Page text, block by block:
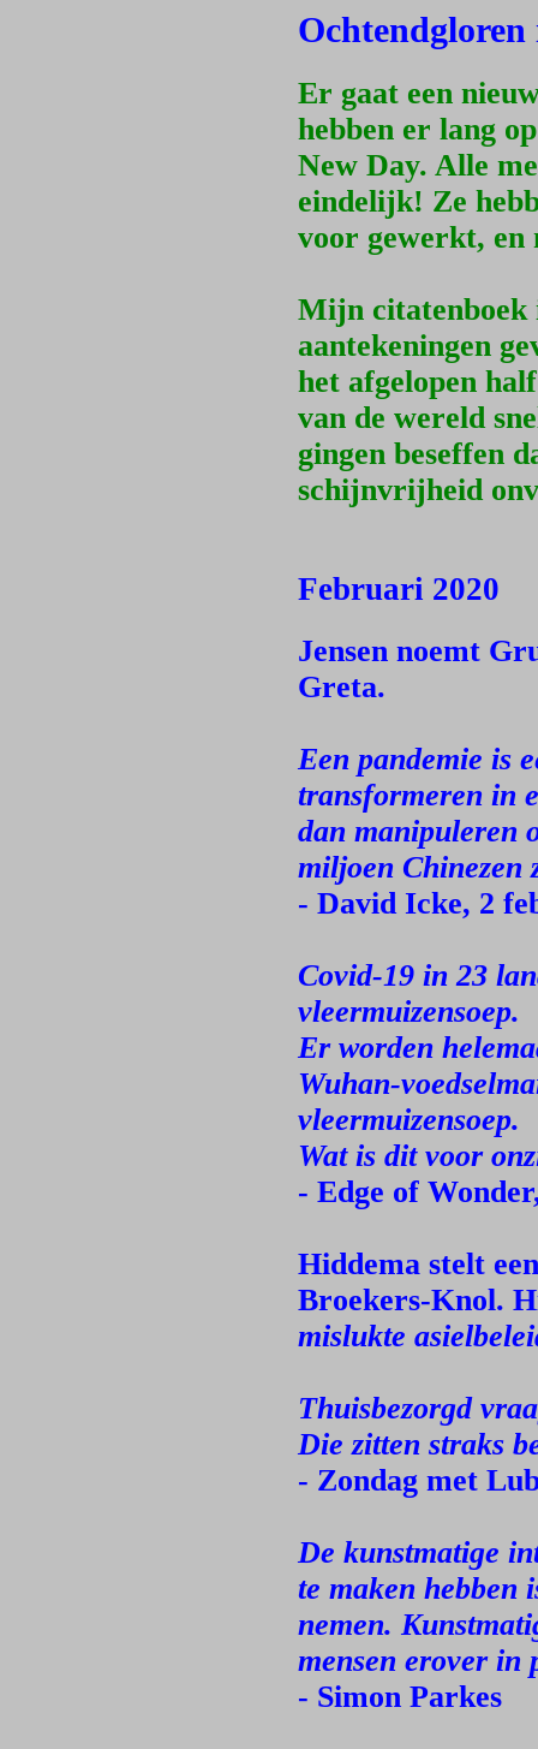
Er gaat een
hebben er lang
New Day. Alle
eindelijk! Ze
voor gewerkt,
Mijn citatenboek
aantekeningen
het afgelopen
van de wereld
gingen beseffen
schijnvrijheid
Februari 2020
Jensen noemt
Greta.
Een pandemie is
transformeren in
dan manipuleren
miljoen Chinezen
- David Icke, 2
Covid-19 in 23
vleermuizensoep.
Er worden
Wuhan-
vleermuizensoep.
Wat is dit voor
- Edge of
Hiddema stelt
Broekers-Knol.
mislukte
Thuisbezorgd
Die zitten straks
- Zondag met
De kunstmatige
te maken hebben
nemen.
mensen erover in
- Simon Parkes